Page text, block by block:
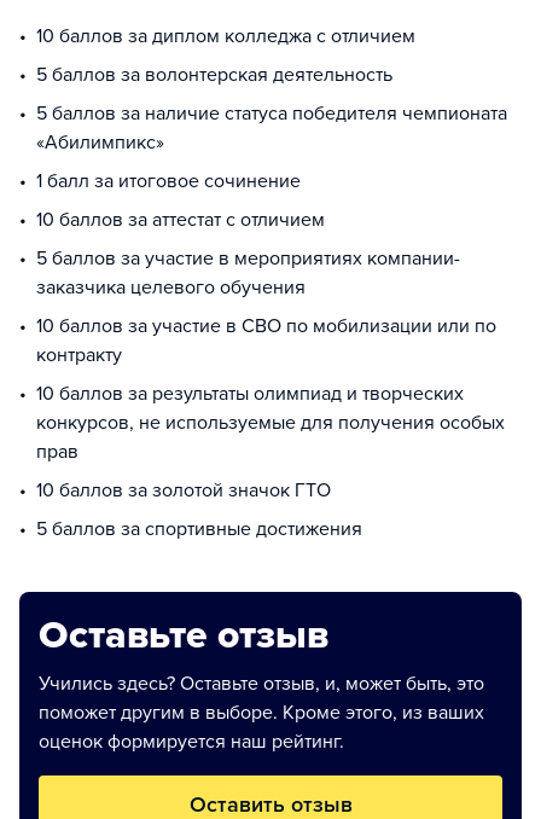
10 баллов за диплом колледжа с отличием
5 баллов за волонтерская деятельность
5 баллов за наличие статуса победителя чемпионата
«Абилимпикс»
1 балл за итоговое сочинение
10 баллов за аттестат с отличием
5 баллов за участие в мероприятиях компании-
заказчика целевого обучения
10 баллов за участие в СВО по мобилизации или по
контракту
10 баллов за результаты олимпиад и творческих
конкурсов, не используемые для получения особых
прав
10 баллов за золотой значок ГТО
5 баллов за спортивные достижения
Оставьте отзыв
Учились здесь? Оставьте отзыв, и, может быть, это
поможет другим в выборе. Кроме этого, из ваших
оценок формируется наш рейтинг.
Оставить отзыв